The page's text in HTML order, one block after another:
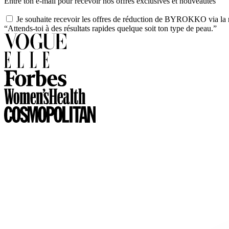
Je souhaite recevoir les offres de réduction de BYROKKO via la
“Attends-toi à des résultats rapides quelque soit ton type de peau.”